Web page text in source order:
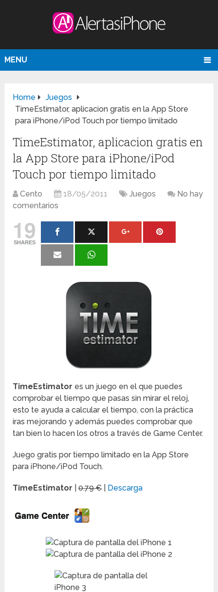
MENU
Home
Juegos
TimeEstimator, aplicacion gratis en la App Store
para iPhone/iPod Touch por tiempo limitado
TimeEstimator, aplicacion gratis en
la App Store para iPhone/iPod
Touch por tiempo limitado
Cento 18/05/2011 Juegos
No hay
comentarios
19
SHARES
TimeEstimator es un juego en el que puedes
comprobar el tiempo que pasas sin mirar el reloj,
esto te ayuda a calcular el tiempo, con la práctica
iras mejorando y además puedes comprobar que
tan bien lo hacen los otros a través de Game Center.
Juego gratis por tiempo limitado en la App Store
para iPhone/iPod Touch.
TimeEstimator |0.79 € Descarga